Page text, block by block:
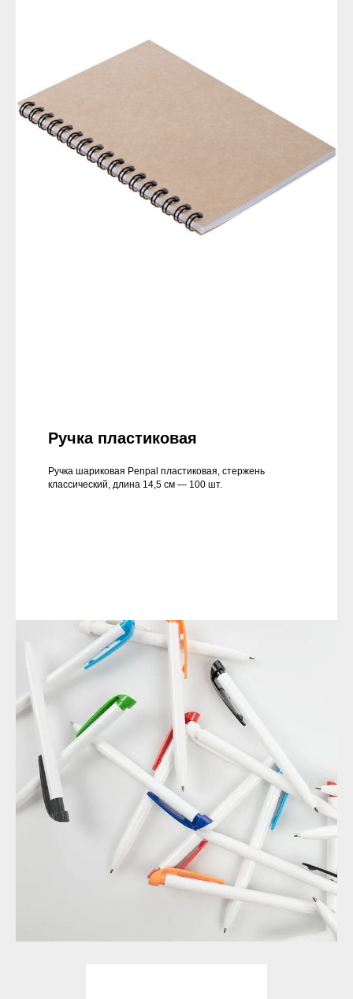
Ручка пластиковая
Ручка шариковая Penpal пластиковая, стержень
классический, длина 14,5 см — 100 шт.